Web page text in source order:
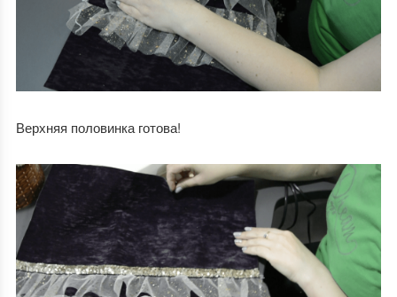
Верхняя половинка готова!